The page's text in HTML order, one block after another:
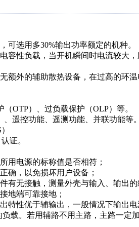
可选用多30%输出功率额定的机种。
容性负载，当开机瞬间时电流较大
额外的辅助散热设备，在过高的环
OTP）、过负载保护（OLP）等。
遥控功能、遥测功能、并联功能等。
证。
用电源的标称值是否相符；
确，以免损坏用户设备；
有无接触，测量外壳与输入、输出的
地端可靠接地；
特性优于辅输出，一般情况下输出
载。若用辅路不用主路，主路一定